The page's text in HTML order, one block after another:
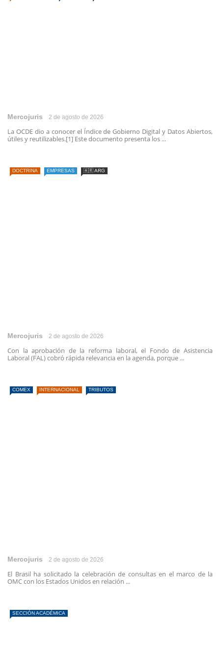
Mercojuris 2 de agosto de 2026
La OCDE dio a conocer el Índice de Gobierno Digital y Datos Abiertos,
útiles y reutilizables.[1] Este documento presenta los ...
DOCTRINA EMPRESAS 🇦🇷 ARG
Mercojuris 2 de agosto de 2026
Con la aprobación de la reforma laboral, el Fondo de Asistencia
Laboral (FAL) cobró rápida relevancia en la agenda, porque ...
COMEX INTERNACIONAL TRIBUTOS
Mercojuris 2 de agosto de 2026
El Brasil ha solicitado la celebración de consultas en el marco de la
OMC con los Estados Unidos en relación ...
SECCIÓN ACADÉMICA